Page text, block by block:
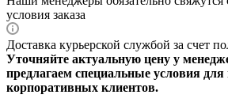
условия заказа
Доставка курьерской службой за счет
Уточняйте актуальную цену у
предлагаем специальные условия для
корпоративных клиентов.